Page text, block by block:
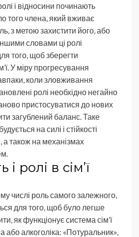
і відносини починають
того члена, який вживає
з метою захистити його, або
словами ці ролі
того, щоб зберегти
У міру прогресування
коли зловживання
ролі необхідно негайно
пристосуватися до нових
загублений баланс. Таке
на силі і стійкості
а також на механізмах
і ролі в сім’ї
числі роль самого залежного,
для того, щоб було легше
як функціонує система сім’ї
або алкоголіка: «Потуральник»,